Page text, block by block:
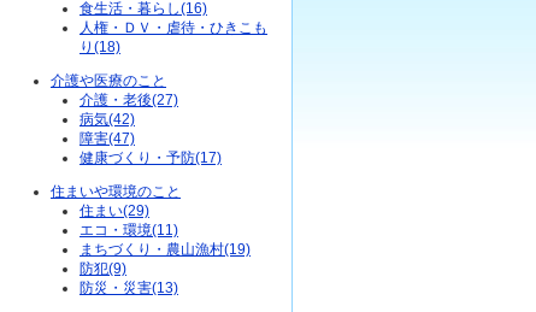
食生活・暮らし(16)
人権・ＤＶ・虐待・ひきこも
り(18)
介護や医療のこと
介護・老後(27)
病気(42)
障害(47)
健康づくり・予防(17)
住まいや環境のこと
住まい(29)
エコ・環境(11)
まちづくり・農山漁村(19)
防犯(9)
防災・災害(13)